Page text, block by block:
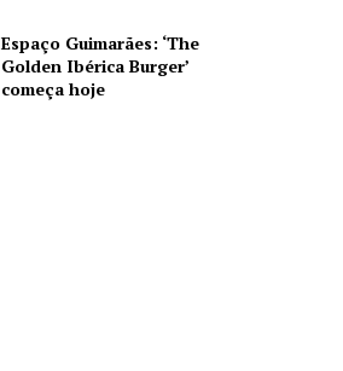
Espaço Guimarães: ‘The
Golden Ibérica Burger’
começa hoje